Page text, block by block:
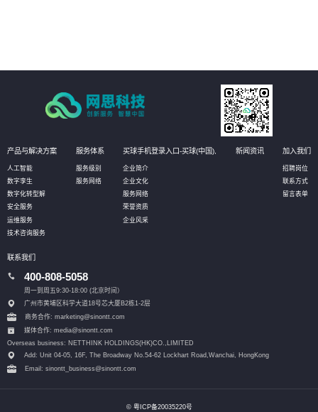
产品与解决方案
人工智能
数字孪生
数字化转型解
安全服务
运维服务
技术咨询服务
服务体系
服务级别
服务网络
买球手机登录入口-买球(中国),
企业简介
企业文化
服务网络
荣誉资质
企业风采
新闻资讯 加入我们
招聘岗位
联系方式
留言表单
联系我们
400-808-5058
周一到周五9:30-18:00 (北京时间）
广州市黄埔区科学大道18号芯大厦B2栋1-2层
商务合作: marketing@sinontt.com
媒体合作: media@sinontt.com
Overseas business: NETTHINK HOLDINGS(HK)CO.,LIMITED
Add: Unit 04-05, 16F, The Broadway No.54-62 Lockhart Road,Wanchai, HongKong
Email: sinontt_business@sinontt.com
© 粤ICP备20035220号